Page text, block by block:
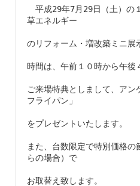
平成29年7月29日（土）の
草エネルギー
のリフォーム・増改築ミニ展
時間は、午前１０時から午後
ご来場特典としまして、ア
フライパン」
をプレゼントいたします。
また、台数限定で特別価格
らの場合）で
お取替え致します。